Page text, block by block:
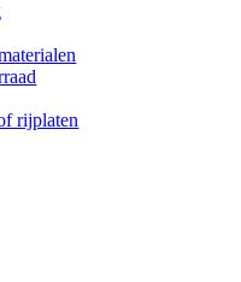
rijplaten